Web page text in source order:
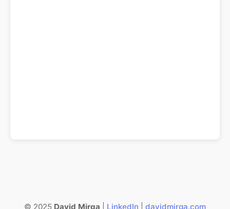
© 2025 David Mirga LinkedIn davidmirga.com